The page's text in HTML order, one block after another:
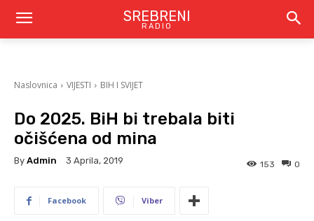
SREBRENI
RADIO
Naslovnica VIJESTI BIH I SVIJET
Do 2025. BiH bi trebala biti
očišćena od mina
By Admin 3 Aprila, 2019 0
153
Facebook Viber